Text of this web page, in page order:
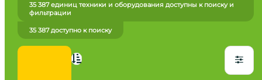
Марка
Все марки
35 387 единиц техники и оборудования доступны к поиску и
фильтрации
35 387 доступно к поиску